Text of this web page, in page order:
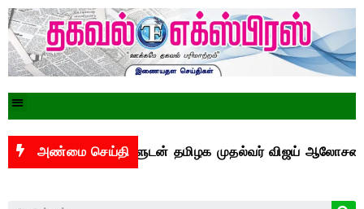
அண்மை செய்திதமிழக முதல்வர் விஜய் ஆலோசனை